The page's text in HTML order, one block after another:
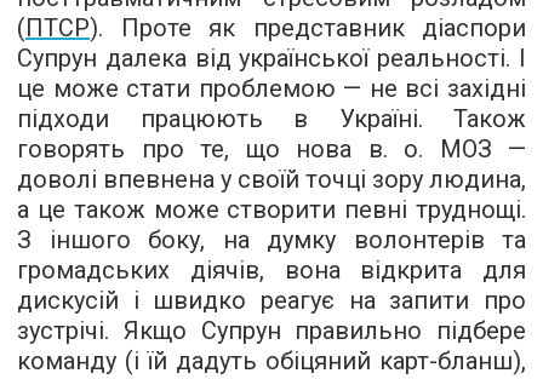
(ПТСР). Проте як представник діаспори
Супрун далека від української реальності. І
це може стати проблемою — не всі західні
підходи працюють в Україні. Також
говорять про те, що нова в. о. МОЗ —
доволі впевнена у своїй точці зору людина,
а це також може створити певні труднощі.
З іншого боку, на думку волонтерів та
громадських діячів, вона відкрита для
дискусій і швидко реагує на запити про
зустрічі. Якщо Супрун правильно підбере
команду (і їй дадуть обіцяний карт-бланш),